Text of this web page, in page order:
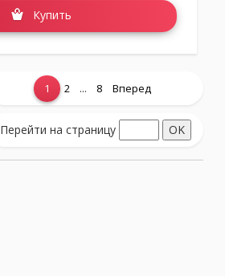
Купить
Показать еще...
1 2 ... 8 Вперед
Перейти на страницу